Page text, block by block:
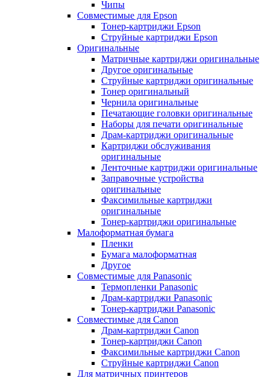
Чипы
Совместимые для Epson
Тонер-картриджи Epson
Струйные картриджи Epson
Оригинальные
Матричные картриджи оригинальные
Другое оригинальные
Струйные картриджи оригинальные
Тонер оригинальный
Чернила оригинальные
Печатающие головки оригинальные
Наборы для печати оригинальные
Драм-картриджи оригинальные
Картриджи обслуживания
оригинальные
Ленточные картриджи оригинальные
Заправочные устройства
оригинальные
Факсимильные картриджи
оригинальные
Тонер-картриджи оригинальные
Малоформатная бумага
Пленки
Бумага малоформатная
Другое
Совместимые для Panasonic
Термопленки Panasonic
Драм-картриджи Panasonic
Тонер-картриджи Panasonic
Совместимые для Canon
Драм-картриджи Canon
Тонер-картриджи Canon
Факсимильные картриджи Canon
Струйные картриджи Canon
Для матричных принтеров